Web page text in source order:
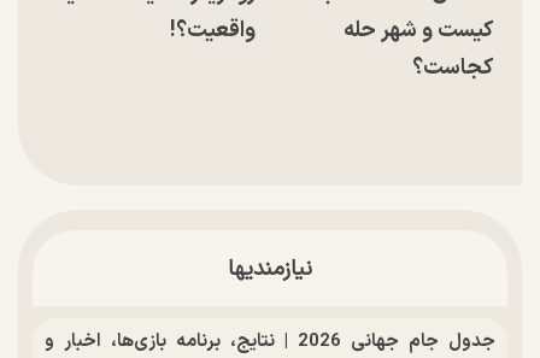
کیست و شهر حله
کجاست؟
واقعیت؟!
نیازمندیها
جدول جام جهانی 2026 | نتایج، برنامه بازی‌ها، اخبار و